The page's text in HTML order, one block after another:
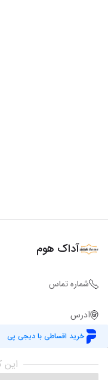
خرید اقساطی با دیجی پی
این
آداک هوم
شماره تماس
آدرس